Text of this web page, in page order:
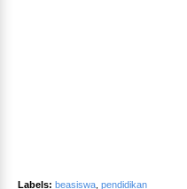
Labels: beasiswa pendidikan